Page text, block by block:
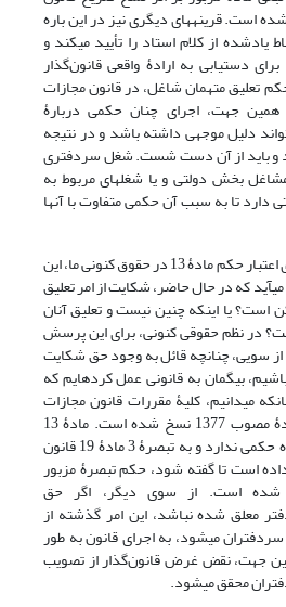
است. قرینه‏های دیگری نیز در این باره
یاد‏شده از کلام استاد را تأیید می‏کند و
دستیابی به ارادۀ واقعی قانون‌گذار
تعلیق متهمان شاغل، در قانون مجازات
جهت، اجرای چنان حکمی دربارۀ
دلیل موجهی داشته باشد و در نتیجه
و باید از آن دست شست. شغل سردفتری
بخش دولتی و یا شغل‏های مربوط به
تا به سبب آن حکمی متفاوت با آنها
افزون براین، با عقیده به بقای اعتبار حکم مادۀ 13 در حقوق کنونی ما، این
که در حال حاضر، شکایت از امر تعلیق
است؟ یا اینکه چنین نیست و تعلیق آنان
در نظم حقوقی کنونی، برای این پرسش
سویی، چنانچه قائل به وجود حق شکایت
بی‏گمان به قانونی عمل کرده‏ایم که
می‏دانیم، کلیۀ مقررات قانون مجازات
عمومی به موجب ماده واحدۀ مصوب 1377 نسخ شده است. مادۀ 13
قانون سردفتران در این باره حکمی ندارد و به تبصرۀ 3 مادۀ 19 قانون
است تا گفته شود، حکم تبصرۀ مزبور
شده است. از سوی دیگر، اگر حق
معلق شده نباشد، این امر گذشته از
می‏شود، به اجرای قانون به طور
جهت، نقض غرض قانون‌گذار از تصویب
محقق می‏شود.